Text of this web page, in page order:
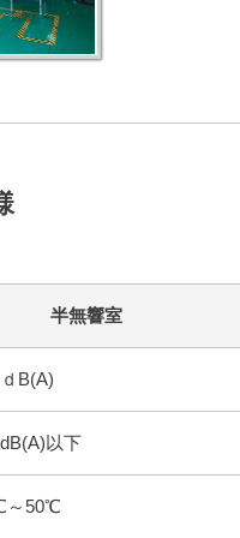
半無響室
B(A)
以下
～50℃